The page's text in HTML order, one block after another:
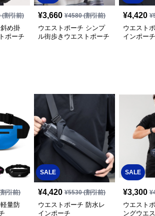
(割引前)
め掛
ポーチ
¥3,660 ¥4580(割引前)
ウエストポーチ シンプ
ル街歩きウエストポーチ
¥4,420 ¥
ウエスト
インポーチ
引前)
量防
SALE
¥4,420 ¥5530(割引前)
ウエストポーチ 防水レ
インポーチ
SALE
¥3,300 ¥
ウエスト
ングウエ